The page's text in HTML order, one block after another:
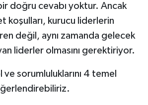
doğru cevabı yoktur. Ancak
koşulları, kurucu liderlerin
değil, aynı zamanda gelecek
liderler olmasını gerektiriyor.
sorumluluklarını 4 temel